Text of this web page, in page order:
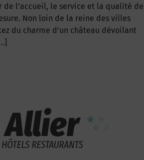
de l’accueil, le service et la qualité de
Non loin de la reine des villes
du charme d’un château dévoilant